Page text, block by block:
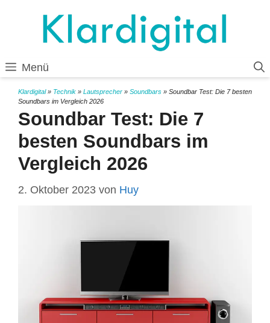
Menü
Klardigital» Technik » Lautsprecher » Soundbars » Soundbar Test: Die 7 besten
Soundbars im Vergleich 2026
Soundbar Test: Die 7
besten Soundbars im
Vergleich 2026
2. Oktober 2023 von Huy